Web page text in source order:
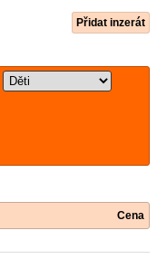
Přidat inzerát
Cena